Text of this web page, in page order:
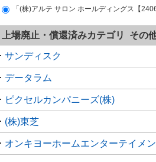
「(株)アルテ サロン ホールディングス【
上場廃止・償還済みカテゴリ その
サンディスク
データラム
ピクセルカンパニーズ(株)
(株)東芝